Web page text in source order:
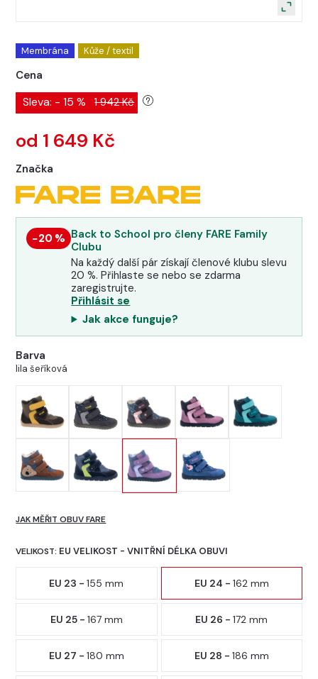
Membrána Kůže / textil
Cena
Sleva: - 15 % 1 942 Kč
od 1 649 Kč
Značka
−20 % Back to School pro členy FARE Family
Clubu
Na každý další pár získají členové klubu slevu
20 %. Přihlaste se nebo se zdarma
zaregistrujte.
Přihlásit se
Jak akce funguje?
Barva
lila šeříková
VELIKOST: EU VELIKOST - VNITŘNÍ DÉLKA OBUVI
JAK MĚŘIT OBUV FARE
EU 23 -155 mm EU 24 - 162 mm
EU 25 - 167 mm EU 26 -172 mm
EU 27 - 180 mm EU 28 - 186 mm